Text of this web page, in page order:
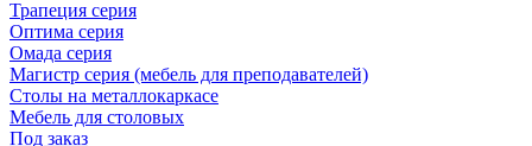
Трапеция серия
Оптима серия
Омада серия
Магистр серия (мебель для преподавателей)
Столы на металлокаркасе
Мебель для столовых
Под заказ